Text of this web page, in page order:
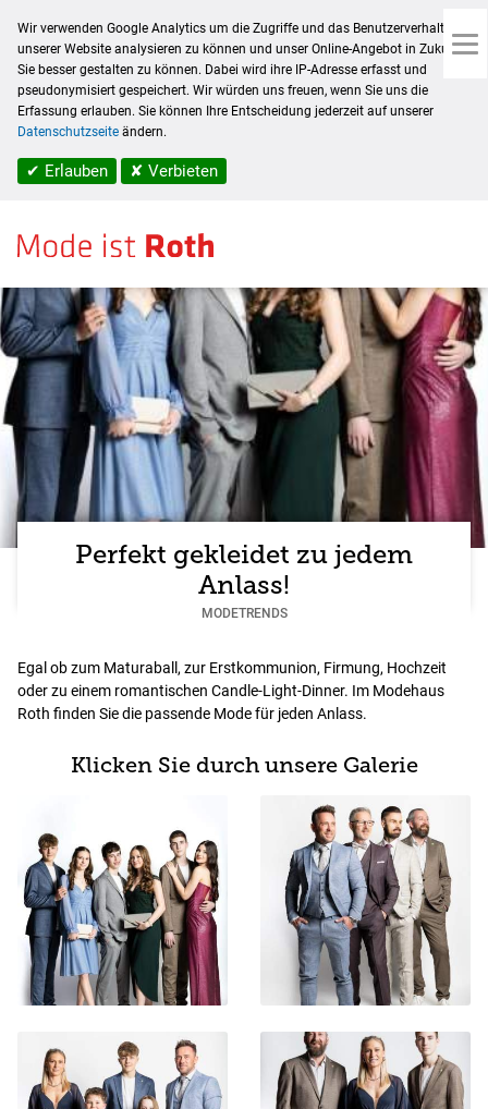
Wir verwenden Google Analytics um die Zugriffe und das Benutzerverhalten auf
unserer Website analysieren zu können und unser Online-Angebot in Zukunft für
Sie besser gestalten zu können. Dabei wird ihre IP-Adresse erfasst und
pseudonymisiert gespeichert. Wir würden uns freuen, wenn Sie uns die
Erfassung erlauben. Sie können Ihre Entscheidung jederzeit auf unserer
Datenschutzseite ändern.
✔ Erlauben ✘ Verbieten
Home/Modetrends / Perfekt gekleidet zu jedem Anlass!
Perfekt gekleidet zu jedem
Anlass!
MODETRENDS
Egal ob zum Maturaball, zur Erstkommunion, Firmung, Hochzeit
oder zu einem romantischen Candle-Light-Dinner. Im Modehaus
Roth finden Sie die passende Mode für jeden Anlass.
Klicken Sie durch unsere Galerie